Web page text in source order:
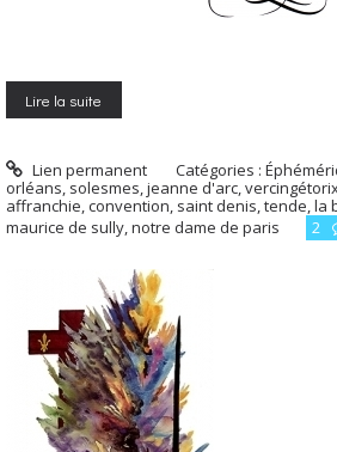
Lire la suite
Lien permanent Catégories :
orléans solesmes jeanne d'arc
affranchie convention saint denis tende la
maurice de sully notre dame de paris 2